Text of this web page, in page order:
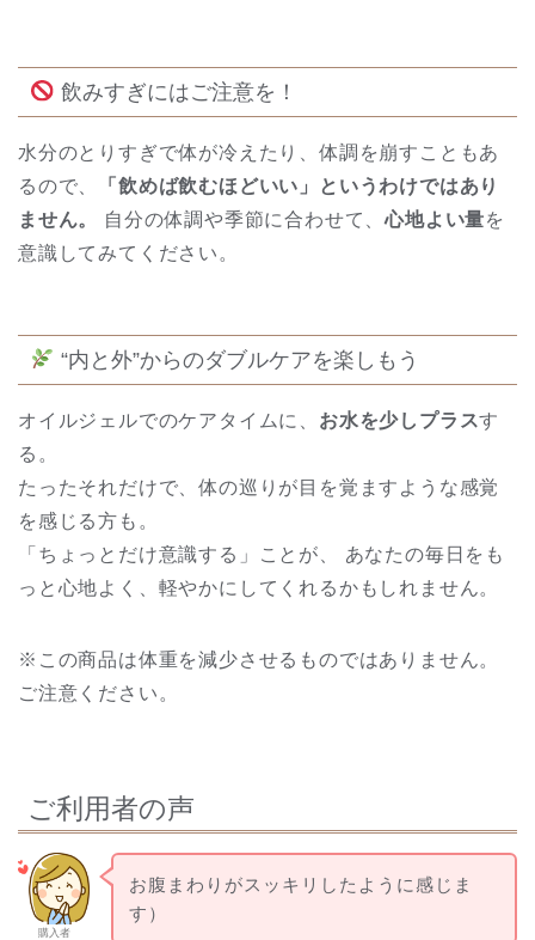
飲みすぎにはご注意を！
水分のとりすぎで体が冷えたり、体調を崩すこともあ
るので、
「飲めば飲むほどいい」というわけではあり
ません。
自分の体調や季節に合わせて、心地よい量を
意識してみてください。
“内と外”からのダブルケアを楽しもう
オイルジェルでのケアタイムに、 お水を少しプラスす
る。
たったそれだけで、体の巡りが目を覚ますような感覚
を感じる方も。
「ちょっとだけ意識する」ことが、 あなたの毎日をも
っと心地よく、軽やかにしてくれるかもしれません。
※この商品は体重を減少させるものではありません。
ご注意ください。
ご利用者の声
購入者
お腹まわりがスッキリしたように感じま
す）